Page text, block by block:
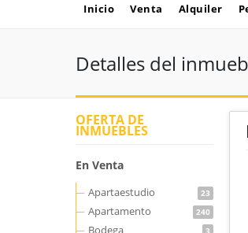
Inicio Venta Alquiler
Detalles del
OFERTA DE
INMUEBLES
En Venta
Apartaestudio 23
Apartamento 240
Bodega 3